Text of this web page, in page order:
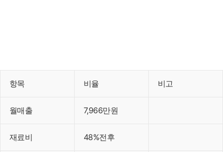
항목 비율 비고
월매출 7,966만원
재료비 48%전후